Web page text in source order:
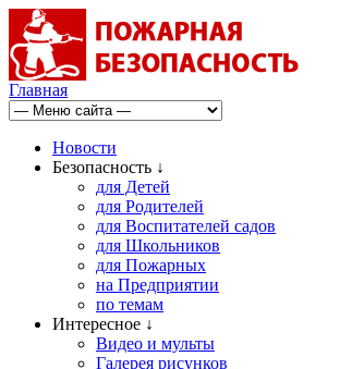
Главная
Новости
Безопасность ↓
для Детей
для Родителей
для Воспитателей садов
для Школьников
для Пожарных
на Предприятии
по темам
Интересное ↓
Видео и мульты
Галерея рисунков